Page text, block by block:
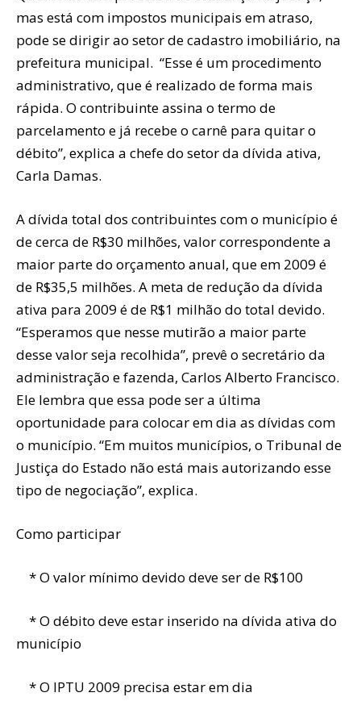
mas está com impostos municipais em atraso,
pode se dirigir ao setor de cadastro imobiliário, na
prefeitura municipal. “Esse é um procedimento
administrativo, que é realizado de forma mais
rápida. O contribuinte assina o termo de
parcelamento e já recebe o carnê para quitar o
débito”, explica a chefe do setor da dívida ativa,
Carla Damas.
A dívida total dos contribuintes com o município é
de cerca de R$30 milhões, valor correspondente a
maior parte do orçamento anual, que em 2009 é
de R$35,5 milhões. A meta de redução da dívida
ativa para 2009 é de R$1 milhão do total devido.
“Esperamos que nesse mutirão a maior parte
desse valor seja recolhida”, prevê o secretário da
administração e fazenda, Carlos Alberto Francisco.
Ele lembra que essa pode ser a última
oportunidade para colocar em dia as dívidas com
o município. “Em muitos municípios, o Tribunal de
Justiça do Estado não está mais autorizando esse
tipo de negociação”, explica.
Como participar
* O valor mínimo devido deve ser de R$100
* O débito deve estar inserido na dívida ativa do
município
* O IPTU 2009 precisa estar em dia